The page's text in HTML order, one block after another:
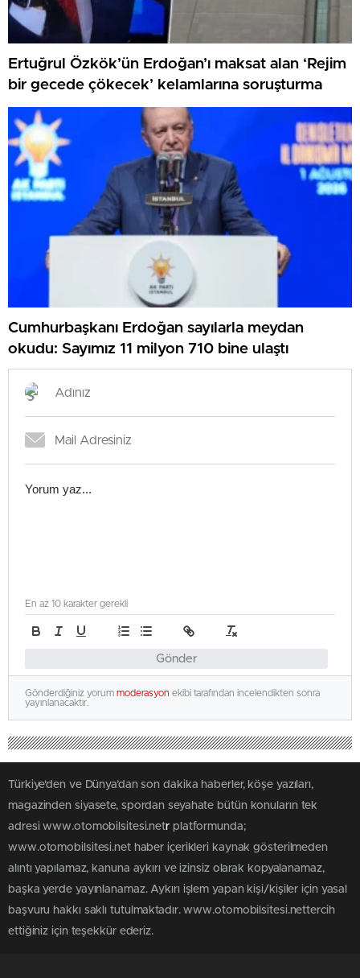
Ertuğrul Özkök’ün Erdoğan’ı maksat alan ‘Rejim
bir gecede çökecek’ kelamlarına soruşturma
Cumhurbaşkanı Erdoğan sayılarla meydan
okudu: Sayımız 11 milyon 710 bine ulaştı
Gönder
En az 10 karakter gerekli
Gönderdiğiniz yorum moderasyon ekibi tarafından incelendikten sonra
yayınlanacaktır.
Türkiye'den ve Dünya’dan son dakika haberler, köşe yazıları,
magazinden siyasete, spordan seyahate bütün konuların tek
adresi www.otomobilsitesi.netr platformunda;
www.otomobilsitesi.net haber içerikleri kaynak gösterilmeden
alıntı yapılamaz, kanuna aykırı ve izinsiz olarak kopyalanamaz,
başka yerde yayınlanamaz. Aykırı işlem yapan kişi/kişiler için yasal
başvuru hakkı saklı tutulmaktadır. www.otomobilsitesi.nettercih
ettiğiniz için teşekkür ederiz.